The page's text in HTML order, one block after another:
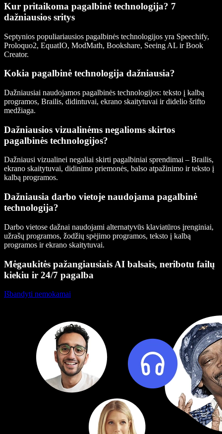
Kur pritaikoma pagalbinė technologija? 7
dažniausios sritys
Septynios populiariausios pagalbinės technologijos yra Speechify,
Proloquo2, EquatIO, ModMath, Bookshare, Seeing AL ir Book
Creator.
Kokia pagalbinė technologija dažniausia?
Dažniausiai naudojamos pagalbinės technologijos: teksto į kalbą
programos, Brailis, didintuvai, ekrano skaitytuvai ir didelio šrifto
medžiaga.
Dažniausios vizualinėms negalioms skirtos
pagalbinės technologijos?
Dažniausi vizualinei negaliai skirti pagalbiniai sprendimai – Brailis,
ekrano skaitytuvai, didinimo priemonės, balso atpažinimo ir teksto į
kalbą programos.
Dažniausia darbo vietoje naudojama pagalbinė
technologija?
Darbo vietose dažnai naudojami alternatyvūs klaviatūros įrenginiai,
užrašų programos, žodžių spėjimo programos, teksto į kalbą
programos ir ekrano skaitytuvai.
Mėgaukitės pažangiausiais AI balsais, neribotu failų
kiekiu ir 24/7 pagalba
Išbandyti nemokamai